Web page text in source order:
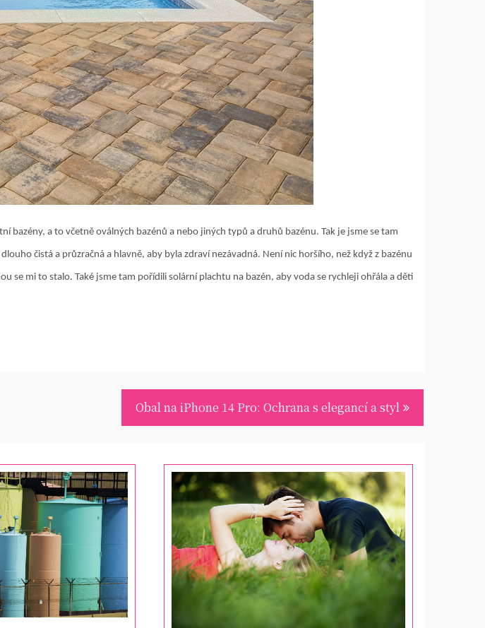
a to včetně oválných bazénů a nebo jiných typů a druhů bazénu. Tak je jsme se tam
čistá a průzračná a hlavně, aby byla zdraví nezávadná. Není nic horšího, než když z bazénu
mi to stalo. Také jsme tam pořídili solární plachtu na bazén, aby voda se rychleji ohřála a děti
Obal na iPhone 14 Pro: Ochrana s elegancí a styl